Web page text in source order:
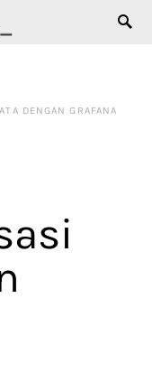
DENGAN GRAFANA